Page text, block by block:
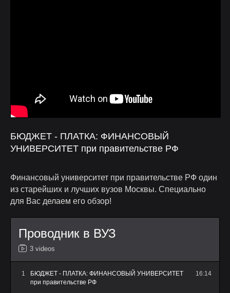
Проводник в ВУЗ
3 videos
1
БЮДЖЕТ - ПЛАТКА: ФИНАНСОВЫЙ УНИВЕРСИТЕТ
при правительстве РФ
16:14
БЮДЖЕТ - ПЛАТКА: ФИНАНСОВЫЙ
УНИВЕРСИТЕТ при правительстве РФ
Финансовый университет при правительстве РФ один
из старейших и лучших вузов Москвы. Специально
для Вас делаем его обзор!